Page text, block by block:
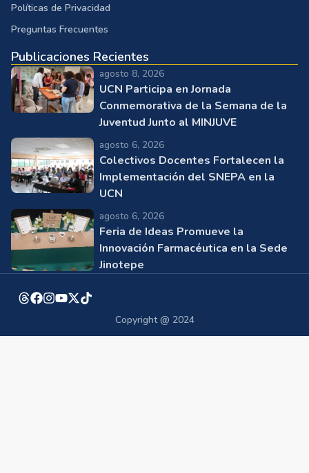
Políticas de Privacidad
Preguntas Frecuentes
Publicaciones Recientes
agosto 8, 2026
UCN Participa en Jornada
Conmemorativa de la Semana de la
Juventud Junto al MINJUVE
agosto 6, 2026
Colectivos Docentes Fortalecen la
Implementación del SNEPA en la
UCN
agosto 6, 2026
Feria de Ideas Promueve la
Innovación Farmacéutica en la Sede
Jinotepe
Copyright @ 2024